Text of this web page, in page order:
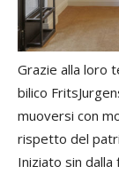
Grazie alla loro
bilico
muoversi con
rispetto del
Iniziato sin